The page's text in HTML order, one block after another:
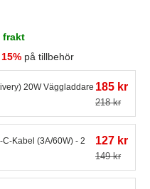
frakt
på tillbehör
20W Väggladdare 185 kr
218 kr
Kabel (3A/60W) - 2
127 kr
149 kr